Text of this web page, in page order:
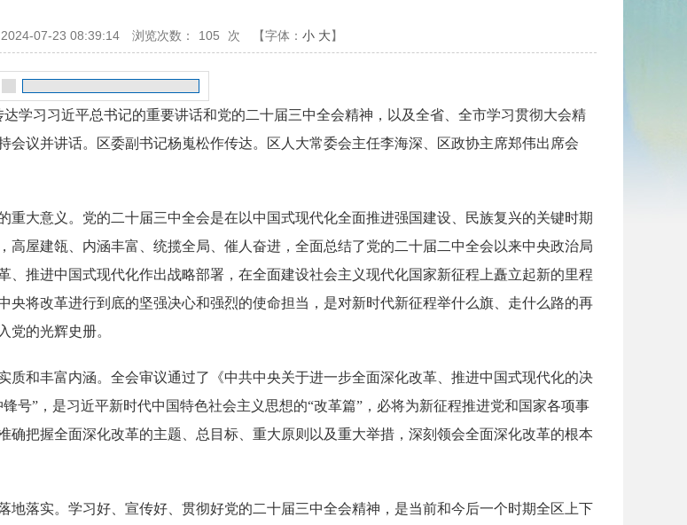
07-23 08:39:14 浏览次数： 105 次 【字体： 小 大】
学习习近平总书记的重要讲话和党的二十届三中全会精神，以及全省、全市学习贯彻大会精
议并讲话。区委副书记杨嵬松作传达。区人大常委会主任李海深、区政协主席郑伟出席会
大意义。党的二十届三中全会是在以中国式现代化全面推进强国建设、民族复兴的关键时期
屋建瓴、内涵丰富、统揽全局、催人奋进，全面总结了党的二十届二中全会以来中央政治局
推进中国式现代化作出战略部署，在全面建设社会主义现代化国家新征程上矗立起新的里程
将改革进行到底的坚强决心和强烈的使命担当，是对新时代新征程举什么旗、走什么路的再
党的光辉史册。
质和丰富内涵。全会审议通过了《中共中央关于进一步全面深化改革、推进中国式现代化的决
号”，是习近平新时代中国特色社会主义思想的“改革篇”，必将为新征程推进党和国家各项事
把握全面深化改革的主题、总目标、重大原则以及重大举措，深刻领会全面深化改革的根本
地落实。学习好、宣传好、贯彻好党的二十届三中全会精神，是当前和今后一个时期全区上下